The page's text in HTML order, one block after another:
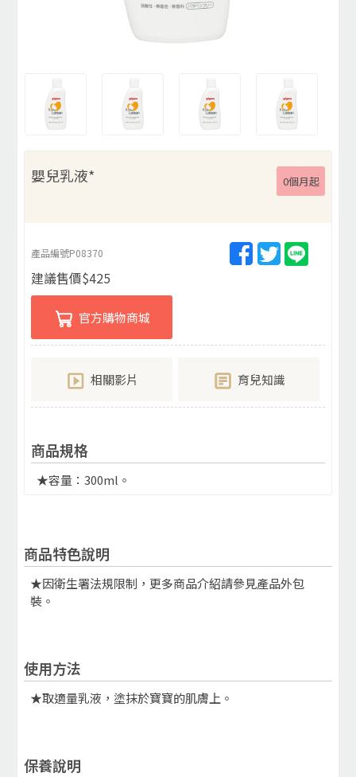
嬰兒乳液* 0個月起
產品編號P08370
建議售價$425
官方購物商城
相關影片 育兒知識
商品規格
★容量：300ml。
商品特色說明
★因衛生署法規限制，更多商品介紹請參見產品外包
裝。
使用方法
★取適量乳液，塗抹於寶寶的肌膚上。
保養說明